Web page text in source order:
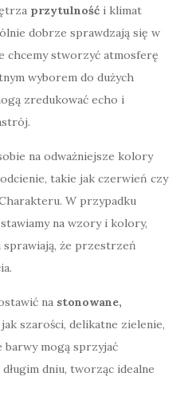
przytulność i klimat
dobrze sprawdzają się w
chcemy stworzyć atmosferę
wyborem do dużych
zredukować echo i
na odważniejsze kolory
takie jak czerwień czy
W przypadku
na wzory i kolory,
że przestrzeń
na stonowane,
szarości, delikatne zielenie,
barwy mogą sprzyjać
dniu, tworząc idealne